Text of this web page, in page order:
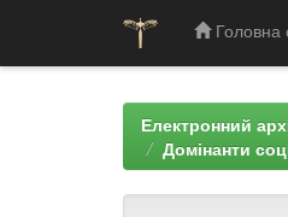
Головна
Електронний
Домінанти